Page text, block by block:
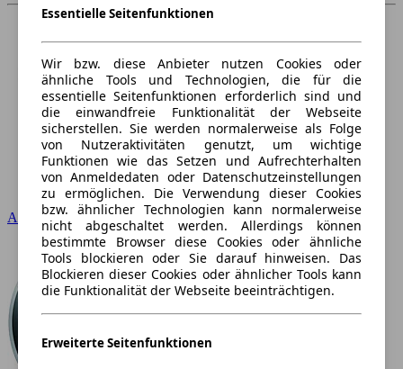
Audi
Essentielle Seitenfunktionen
Wir bzw. diese Anbieter nutzen Cookies oder
ähnliche Tools und Technologien, die für die
essentielle Seitenfunktionen erforderlich sind und
die einwandfreie Funktionalität der Webseite
sicherstellen. Sie werden normalerweise als Folge
von Nutzeraktivitäten genutzt, um wichtige
Funktionen wie das Setzen und Aufrechterhalten
von Anmeldedaten oder Datenschutzeinstellungen
zu ermöglichen. Die Verwendung dieser Cookies
bzw. ähnlicher Technologien kann normalerweise
nicht abgeschaltet werden. Allerdings können
bestimmte Browser diese Cookies oder ähnliche
Tools blockieren oder Sie darauf hinweisen. Das
Blockieren dieser Cookies oder ähnlicher Tools kann
die Funktionalität der Webseite beeinträchtigen.
Erweiterte Seitenfunktionen